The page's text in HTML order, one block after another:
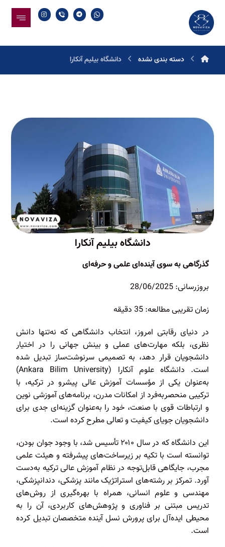
دسته بندی نشده دانشگاه بیلیم آنکارا
دانشگاه بیلیم آنکارا
گذرگاهی به سوی آینده‌ای علمی و حرفه‌ای
بروزرسانی: 28/06/2025
زمان تقریبی مطالعه: 35 دقیقه
در دنیای رقابتی امروز، انتخاب دانشگاهی که نه‌تنها دانش
نظری، بلکه مهارت‌های عملی و بینش جهانی را در اختیار
دانشجویان قرار دهد، به تصمیمی سرنوشت‌ساز تبدیل شده
است. دانشگاه علوم آنکارا (Ankara Bilim University)
به‌عنوان یکی از مؤسسات آموزش عالی پیشرو در ترکیه، با
ترکیبی منحصربه‌فرد از امکانات مدرن، برنامه‌های آموزشی نوین
و ارتباطات قوی با صنعت، خود را به‌عنوان گزینه‌ای جدی برای
دانشجویان جویای کیفیت و تعالی مطرح کرده است.
این دانشگاه که در سال ۲۰۱۰ تأسیس شد، با وجود جوان بودن،
توانسته است با تکیه بر زیرساخت‌های پیشرفته و هیئت علمی
مجرب، جایگاهی قابل‌توجه در نظام آموزش عالی ترکیه به‌دست
آورد. تمرکز بر رشته‌های استراتژیک مانند پزشکی، دندانپزشکی،
مهندسی و علوم انسانی، همراه با بهره‌گیری از روش‌های
تدریس مبتنی بر فناوری و پژوهش‌های کاربردی، آن را به
محیطی ایده‌آل برای پرورش نسل آینده متخصصان تبدیل کرده
است.